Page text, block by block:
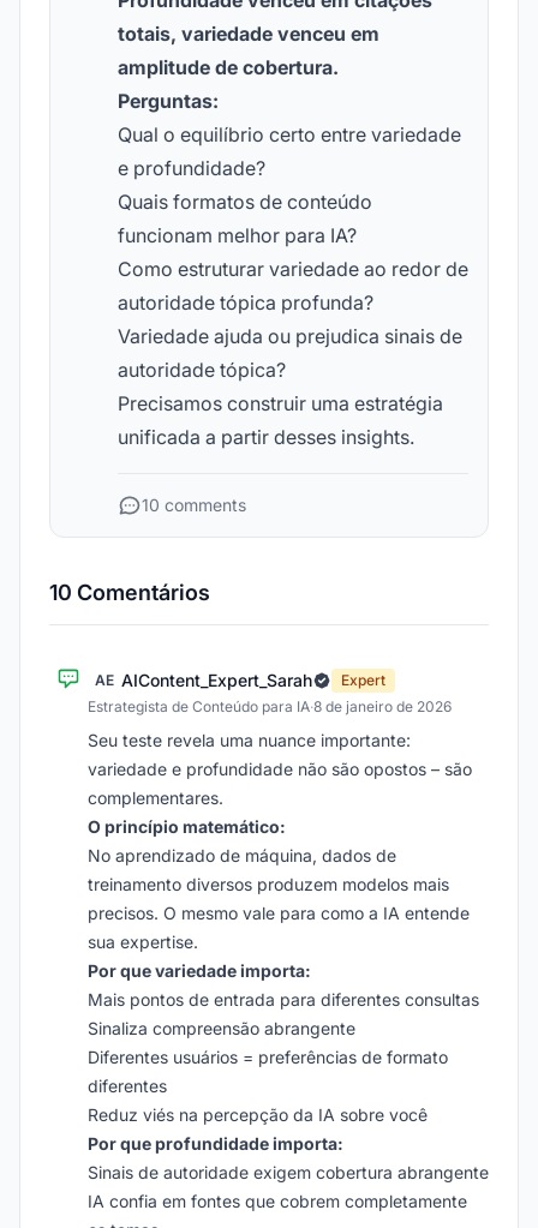
totais, variedade venceu em
amplitude de cobertura.
Perguntas:
Qual o equilíbrio certo entre variedade
e profundidade?
Quais formatos de conteúdo
funcionam melhor para IA?
Como estruturar variedade ao redor de
autoridade tópica profunda?
Variedade ajuda ou prejudica sinais de
autoridade tópica?
Precisamos construir uma estratégia
unificada a partir desses insights.
10 comments
10 Comentários
AE AIContent_Expert_Sarah
Expert
Estrategista de Conteúdo para IA·8 de janeiro de 2026
Seu teste revela uma nuance importante:
variedade e profundidade não são opostos – são
complementares.
O princípio matemático:
No aprendizado de máquina, dados de
treinamento diversos produzem modelos mais
precisos. O mesmo vale para como a IA entende
sua expertise.
Por que variedade importa:
Mais pontos de entrada para diferentes consultas
Sinaliza compreensão abrangente
Diferentes usuários = preferências de formato
diferentes
Reduz viés na percepção da IA sobre você
Por que profundidade importa:
Sinais de autoridade exigem cobertura abrangente
IA confia em fontes que cobrem completamente